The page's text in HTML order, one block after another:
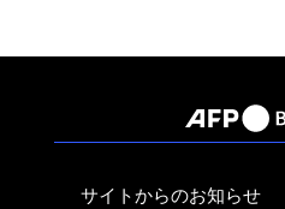
サイトからのお知らせ